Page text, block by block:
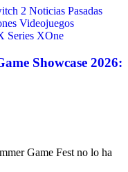
2 Noticias Pasadas
Videojuegos
Series XOne
Showcase 2026:
Game Fest no lo ha